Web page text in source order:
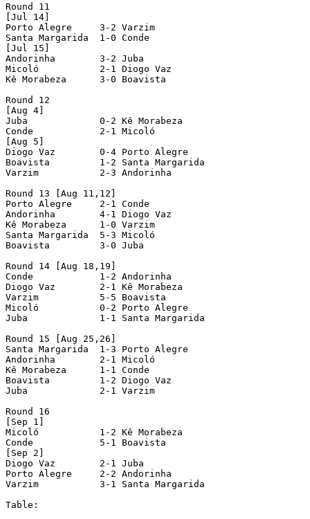
Round 11
[Jul 14]
Porto Alegre     3-2 Varzim
Santa Margarida  1-0 Conde
[Jul 15]
Andorinha        3-2 Juba
Micoló           2-1 Diogo Vaz
Kê Morabeza      3-0 Boavista
Round 12
[Aug 4]
Juba             0-2 Kê Morabeza
Conde            2-1 Micoló
[Aug 5]
Diogo Vaz        0-4 Porto Alegre
Boavista         1-2 Santa Margarida
Varzim           2-3 Andorinha
Round 13 [Aug 11,12]
Porto Alegre     2-1 Conde
Andorinha        4-1 Diogo Vaz
Kê Morabeza      1-0 Varzim
Santa Margarida  5-3 Micoló
Boavista         3-0 Juba
Round 14 [Aug 18,19]
Conde            1-2 Andorinha
Diogo Vaz        2-1 Kê Morabeza
Varzim           5-5 Boavista
Micoló           0-2 Porto Alegre
Juba             1-1 Santa Margarida
Round 15 [Aug 25,26]
Santa Margarida  1-3 Porto Alegre
Andorinha        2-1 Micoló
Kê Morabeza      1-1 Conde
Boavista         1-2 Diogo Vaz
Juba             2-1 Varzim
Round 16
[Sep 1]
Micoló           1-2 Kê Morabeza
Conde            5-1 Boavista
[Sep 2]
Diogo Vaz        2-1 Juba
Porto Alegre     2-2 Andorinha
Varzim           3-1 Santa Margarida
Table: